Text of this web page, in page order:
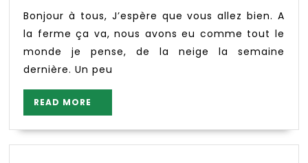
des
Petits
Bois
Bonjour à tous, J’espère que vous allez bien. A
la ferme ça va, nous avons eu comme tout le
monde je pense, de la neige la semaine
dernière. Un peu
READ MORE
MORE